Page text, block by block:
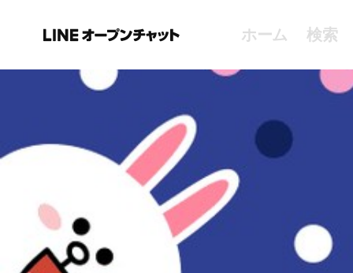
ホーム 検索